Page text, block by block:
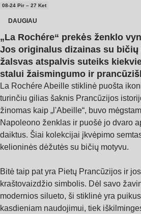
08‑24 Pir – 27 Ket
DAUGIAU
„La Rochére“ prekės ženklo
Jos originalus dizainas su
žalsvas atspalvis suteiks
stalui žaismingumo ir
La Rochére Abeille stiklinė puošta
turinčiu gilias šaknis Prancūzijos
žinomas kaip „l'Abeille“, buvo
Napoleono ženklas ir puošė jo dvaro
daiktus. Šiai kolekcijai įkvėpimo
kelioninės dėžutės su bičių motyvu.
Bitė taip pat yra Pietų Prancūzijos ir
kraštovaizdžio simbolis. Dėl savo
modernios silueto, ši stiklinė yra
kasdieniam naudojimui, tiek